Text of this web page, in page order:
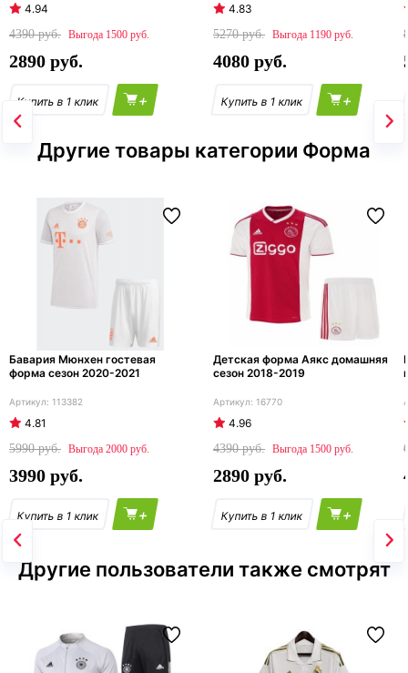
4.94
4390
1500
2890
+
4.83
5270
1190
4080
+
Другие товары категории Форма
Бавария Мюнхен гостевая
форма сезон 2020-2021
113382
4.81
5990
2000
3990
+
Детская форма Аякс домашняя
сезон 2018-2019
16770
4.96
4390
1500
2890
+
Другие пользователи также смотрят